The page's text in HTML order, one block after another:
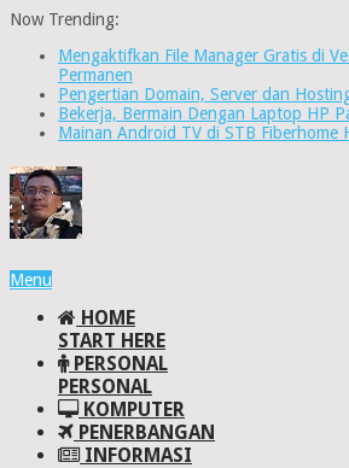
Now Trending:
Mengaktifkan File Manager Gratis di
Permanen
Pengertian Domain, Server dan
Bekerja, Bermain Dengan Laptop HP
Mainan Android TV di STB Fiberhome
Menu
HOME
START HERE
PERSONAL
PERSONAL
KOMPUTER
PENERBANGAN
INFORMASI